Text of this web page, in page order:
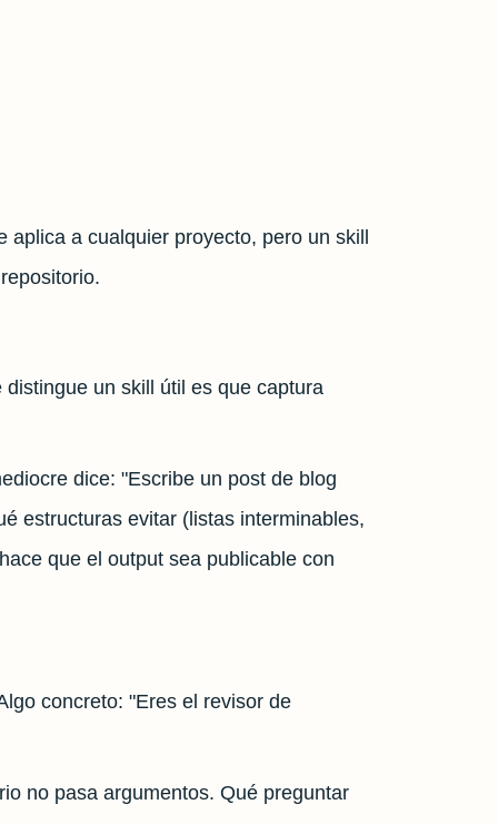
a cualquier proyecto, pero un skill
un skill útil es que captura
dice: "Escribe un post de blog
estructuras evitar (listas interminables,
que el output sea publicable con
concreto: "Eres el revisor de
no pasa argumentos. Qué preguntar